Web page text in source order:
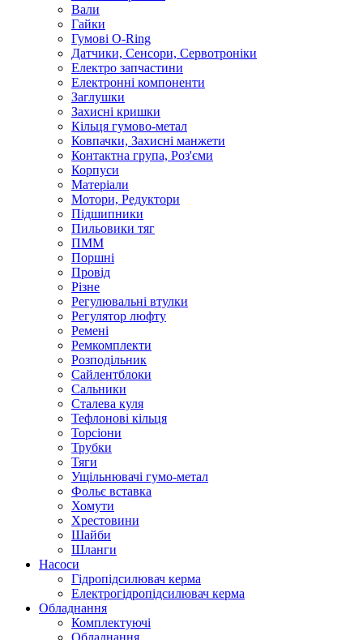
Вали
Гайки
Гумові O-Ring
Датчики, Сенсори, Сервотроніки
Електро запчастини
Електронні компоненти
Заглушки
Захисні кришки
Кільця гумово-метал
Ковпачки, Захисні манжети
Контактна група, Роз'єми
Корпуси
Матеріали
Мотори, Редуктори
Підшипники
Пильовики тяг
ПММ
Поршні
Провід
Різне
Регулювальні втулки
Регулятор люфту
Ремені
Ремкомплекти
Розподільник
Сайлентблоки
Сальники
Сталева куля
Тефлонові кільця
Торсіони
Трубки
Тяги
Ущільнювачі гумо-метал
Фольє вставка
Хомути
Хрестовини
Шайби
Шланги
Насоси
Гідропідсилювач керма
Електрогідропідсилювач керма
Обладнання
Комплектуючі
Обладнання